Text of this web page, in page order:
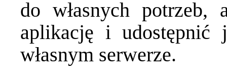
do własnych potrzeb,
aplikację i
własnym serwerze.